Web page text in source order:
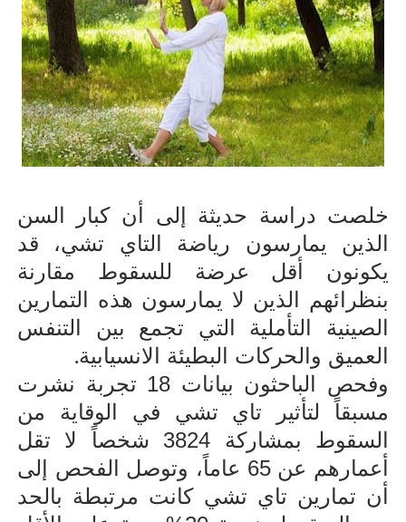
خلصت دراسة حديثة إلى أن كبار السن
الذين يمارسون رياضة التاي تشي، قد
يكونون أقل عرضة للسقوط مقارنة
بنظرائهم الذين لا يمارسون هذه التمارين
الصينية التأملية التي تجمع بين التنفس
العميق والحركات البطيئة الانسيابية.
وفحص الباحثون بيانات 18 تجربة نشرت
مسبقاً لتأثير تاي تشي في الوقاية من
السقوط بمشاركة 3824 شخصاً لا تقل
أعمارهم عن 65 عاماً، وتوصل الفحص إلى
أن تمارين تاي تشي كانت مرتبطة بالحد